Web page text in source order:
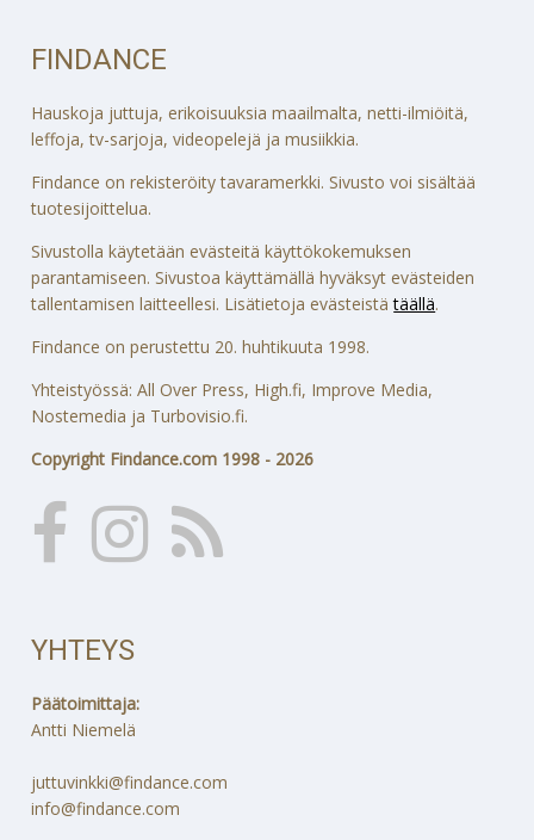
FINDANCE
Hauskoja juttuja, erikoisuuksia maailmalta, netti-ilmiöitä,
leffoja, tv-sarjoja, videopelejä ja musiikkia.
Findance on rekisteröity tavaramerkki. Sivusto voi sisältää
tuotesijoittelua.
Sivustolla käytetään evästeitä käyttökokemuksen
parantamiseen. Sivustoa käyttämällä hyväksyt evästeiden
tallentamisen laitteellesi. Lisätietoja evästeistätäällä.
Findance on perustettu 20. huhtikuuta 1998.
Yhteistyössä: All Over Press, High.fi, Improve Media,
Nostemedia ja Turbovisio.fi.
Copyright Findance.com 1998 - 2026
YHTEYS
Päätoimittaja:
Antti Niemelä
juttuvinkki@findance.com
info@findance.com